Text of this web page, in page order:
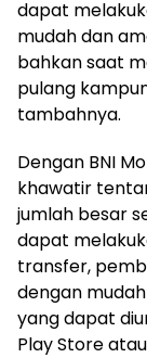
dapat
mudah dan
bahkan saat
pulang
tambahnya.
Dengan BNI
khawatir
jumlah besar
dapat
transfer,
dengan
yang dapat
Play Store